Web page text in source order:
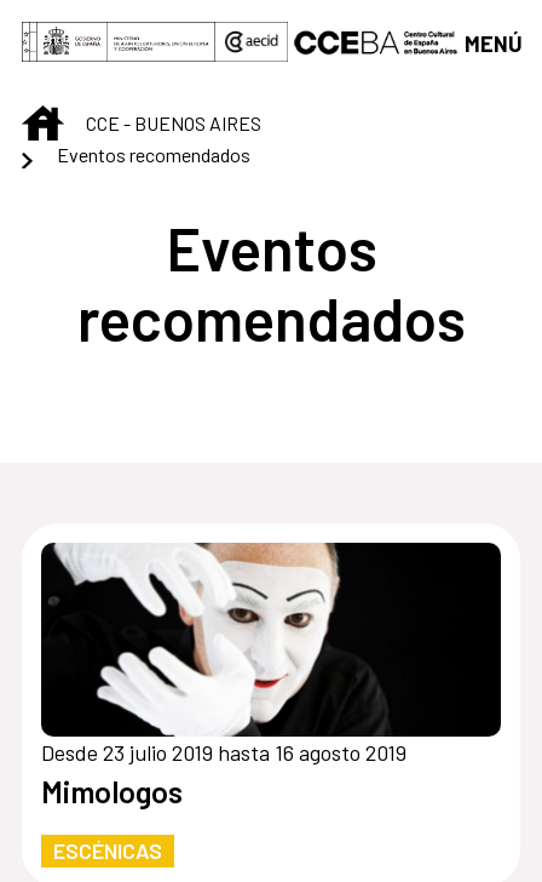
Saltar al contenido principal
MENÚ
INICIOCCE - BUENOS AIRES
Eventos recomendados
Eventos
recomendados
Desde 23 julio 2019 hasta 16 agosto 2019
Mimologos
ESCÉNICAS